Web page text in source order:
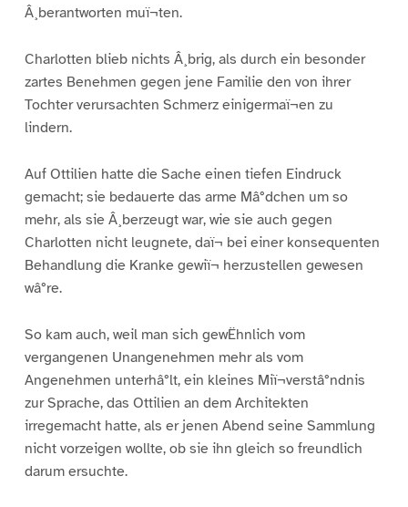
Â¸berantworten muï¬ten.
Charlotten blieb nichts Â¸brig, als durch ein besonder
zartes Benehmen gegen jene Familie den von ihrer
Tochter verursachten Schmerz einigermaï¬en zu
lindern.
Auf Ottilien hatte die Sache einen tiefen Eindruck
gemacht; sie bedauerte das arme Mâ°dchen um so
mehr, als sie Â¸berzeugt war, wie sie auch gegen
Charlotten nicht leugnete, daï¬ bei einer konsequenten
Behandlung die Kranke gewiï¬ herzustellen gewesen
wâ°re.
So kam auch, weil man sich gewËhnlich vom
vergangenen Unangenehmen mehr als vom
Angenehmen unterhâ°lt, ein kleines Miï¬verstâ°ndnis
zur Sprache, das Ottilien an dem Architekten
irregemacht hatte, als er jenen Abend seine Sammlung
nicht vorzeigen wollte, ob sie ihn gleich so freundlich
darum ersuchte.